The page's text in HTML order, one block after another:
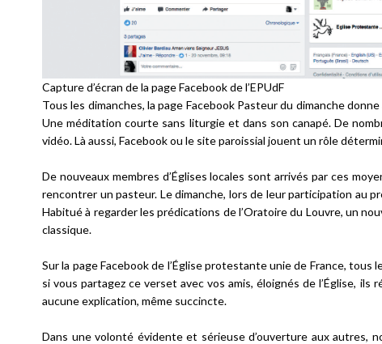
Capture d’écran de la page Facebook de l’EPUdF
Tous les dimanches, la page Facebook Pasteur du dimanchedonne
Une méditation courte sans liturgie et dans son canapé. De
vidéo. Là aussi, Facebook ou le site paroissial jouent un rôle
De nouveaux membres d’Églises locales sont arrivés par ces
rencontrer un pasteur. Le dimanche, lors de leur participation au
Habitué à regarder les prédications de l’Oratoire du Louvre, un
classique.
Sur la page Facebook de l’Église protestante unie de France,
si vous partagez ce verset avec vos amis, éloignés de l’Église,
aucune explication, même succincte.
Dans une volonté évidente et sérieuse d’ouverture aux autres,